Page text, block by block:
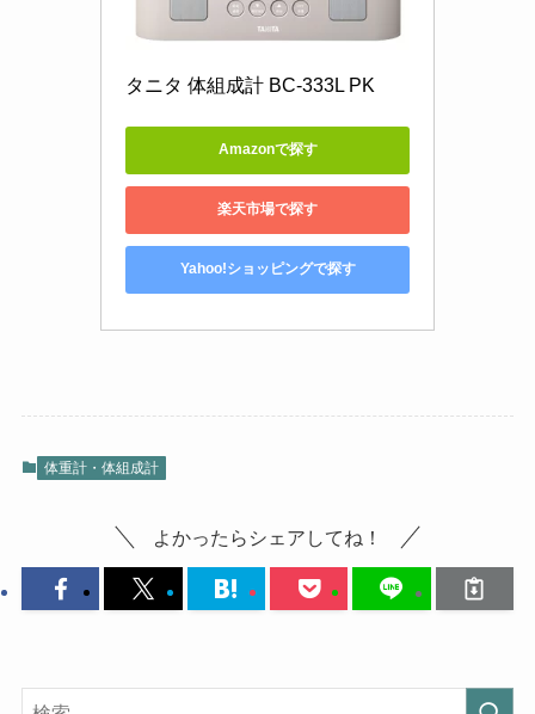
タニタ 体組成計 BC-333L PK
Amazonで探す
楽天市場で探す
Yahoo!ショッピングで探す
体重計・体組成計
よかったらシェアしてね！